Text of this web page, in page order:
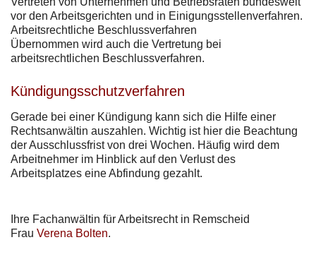
vor den Arbeitsgerichten und in Einigungsstellenverfahren.
Arbeitsrechtliche Beschlussverfahren
Übernommen wird auch die Vertretung bei
arbeitsrechtlichen Beschlussverfahren.
Kündigungsschutzverfahren
Gerade bei einer Kündigung kann sich die Hilfe einer
Rechtsanwältin auszahlen. Wichtig ist hier die Beachtung
der Ausschlussfrist von drei Wochen. Häufig wird dem
Arbeitnehmer im Hinblick auf den Verlust des
Arbeitsplatzes eine Abfindung gezahlt.
Ihre Fachanwältin für Arbeitsrecht in Remscheid
Frau Verena Bolten.